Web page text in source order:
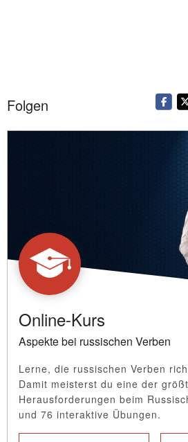
Folgen
Online-Kurs
Aspekte bei russischen Verben
Lerne, die russischen Verben
Damit meisterst du eine der
Herausforderungen beim
und 76 interaktive Übungen.